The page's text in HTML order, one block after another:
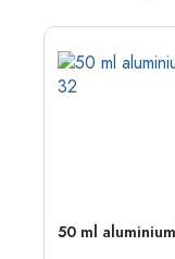
50 ml